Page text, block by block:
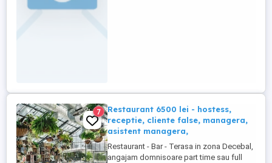
7
Restaurant 6500 lei - hostess,
receptie, cliente false, managera,
asistent managera,
Restaurant - Bar - Terasa in zona Decebal,
angajam domnisoare part time sau full